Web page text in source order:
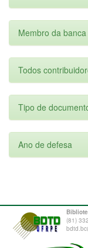
Membro da banca
Todos
Tipo de
Ano de defesa
(81)